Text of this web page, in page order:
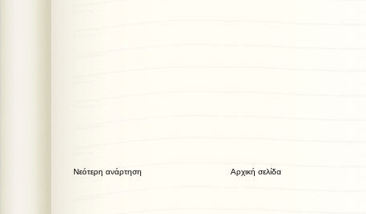
Νεότερη ανάρτηση Αρχική σελίδα